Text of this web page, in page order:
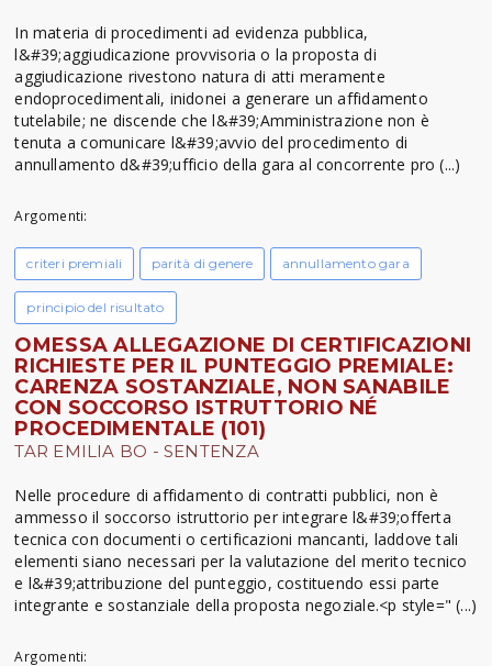
In materia di procedimenti ad evidenza pubblica,
l&#39;aggiudicazione provvisoria o la proposta di
aggiudicazione rivestono natura di atti meramente
endoprocedimentali, inidonei a generare un affidamento
tutelabile; ne discende che l&#39;Amministrazione non è
tenuta a comunicare l&#39;avvio del procedimento di
annullamento d&#39;ufficio della gara al concorrente pro (...)
Argomenti:
criteri premiali parità di genere annullamento gara
principio del risultato
OMESSA ALLEGAZIONE DI CERTIFICAZIONI
RICHIESTE PER IL PUNTEGGIO PREMIALE:
CARENZA SOSTANZIALE, NON SANABILE
CON SOCCORSO ISTRUTTORIO NÉ
PROCEDIMENTALE (101)
TAR EMILIA BO - SENTENZA
Nelle procedure di affidamento di contratti pubblici, non è
ammesso il soccorso istruttorio per integrare l&#39;offerta
tecnica con documenti o certificazioni mancanti, laddove tali
elementi siano necessari per la valutazione del merito tecnico
e l&#39;attribuzione del punteggio, costituendo essi parte
integrante e sostanziale della proposta negoziale.<p style=" (...)
Argomenti: